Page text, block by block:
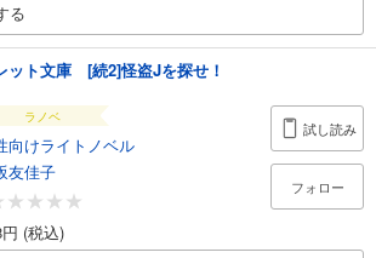
る
ット文庫 [続2]怪盗Jを探せ！
ラノベ
向けライトノベル
友佳子
(税込)
試し読み
フォロー